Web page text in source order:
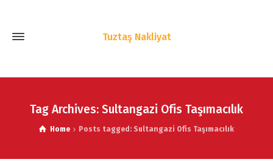
Tuztaş Nakliyat
Tag Archives: Sultangazi Ofis Taşımacılık
Home Posts tagged: Sultangazi Ofis Taşımacılık